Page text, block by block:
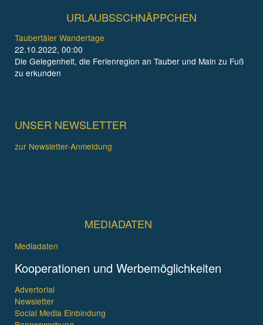
URLAUBSSCHNÄPPCHEN
Taubertäler Wandertage
22.10.2022, 00:00
Die Gelegenheit, die Ferienregion an Tauber und Main zu Fuß
zu erkunden
UNSER NEWSLETTER
zur Newsletter-Anmeldung
MEDIADATEN
Mediadaten
Kooperationen und Werbemöglichkeiten
Advertorial
Newsletter
Social Media Einbindung